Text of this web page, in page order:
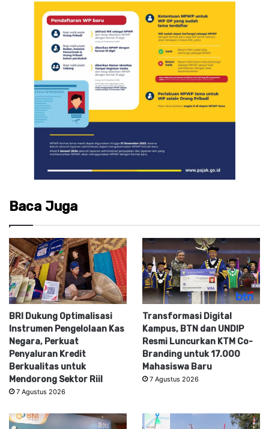
Baca Juga
BRI Dukung Optimalisasi
Instrumen Pengelolaan Kas
Negara, Perkuat
Penyaluran Kredit
Berkualitas untuk
Mendorong Sektor Riil
7 Agustus 2026
Transformasi Digital
Kampus, BTN dan UNDIP
Resmi Luncurkan KTM Co-
Branding untuk 17.000
Mahasiswa Baru
7 Agustus 2026